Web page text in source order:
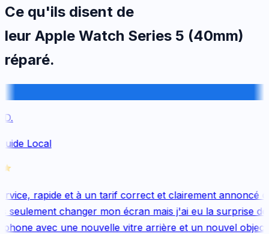
Ce qu'ils disent de
leur Apple Watch Series 5 (40mm)
réparé.
Local
rapide et à un tarif correct et clairement annoncé
seulement changer mon écran mais j'ai eu la surprise de
avec une nouvelle vitre arrière et un nouvel